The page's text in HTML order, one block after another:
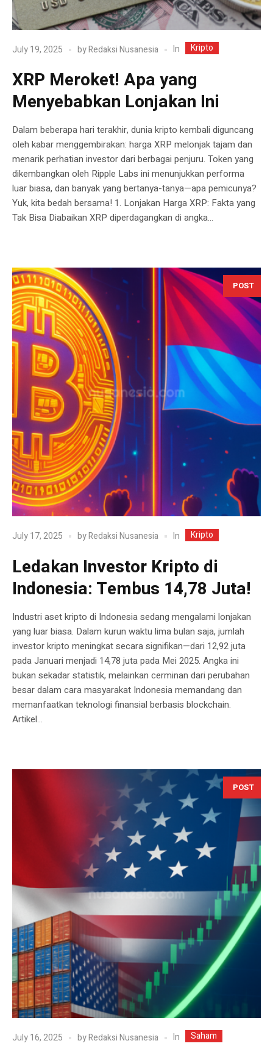
July 19, 2025 byRedaksi Nusanesia In Kripto
XRP Meroket! Apa yang
Menyebabkan Lonjakan Ini
Dalam beberapa hari terakhir, dunia kripto kembali diguncang
oleh kabar menggembirakan: harga XRP melonjak tajam dan
menarik perhatian investor dari berbagai penjuru. Token yang
dikembangkan oleh Ripple Labs ini menunjukkan performa
luar biasa, dan banyak yang bertanya-tanya—apa pemicunya?
Yuk, kita bedah bersama! 1. Lonjakan Harga XRP: Fakta yang
Tak Bisa Diabaikan XRP diperdagangkan di angka...
POST
July 17, 2025 byRedaksi Nusanesia In Kripto
Ledakan Investor Kripto di
Indonesia: Tembus 14,78 Juta!
Industri aset kripto di Indonesia sedang mengalami lonjakan
yang luar biasa. Dalam kurun waktu lima bulan saja, jumlah
investor kripto meningkat secara signifikan—dari 12,92 juta
pada Januari menjadi 14,78 juta pada Mei 2025. Angka ini
bukan sekadar statistik, melainkan cerminan dari perubahan
besar dalam cara masyarakat Indonesia memandang dan
memanfaatkan teknologi finansial berbasis blockchain.
Artikel...
POST
July 16, 2025 byRedaksi Nusanesia In Saham